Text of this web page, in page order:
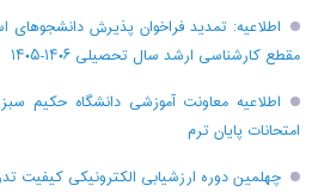
اطلاعیه: تمدید فراخوان پذیرش دانشجو‌های
مقطع کارشناسی ارشد سال تحصیلی ۱۴۰۶-۱۴۰۵
اطلاعیه معاونت آموزشی دانشگاه حکیم
امتحانات پایان ترم
چهلمین دوره ارزشیابی الکترونیکی کیفیت